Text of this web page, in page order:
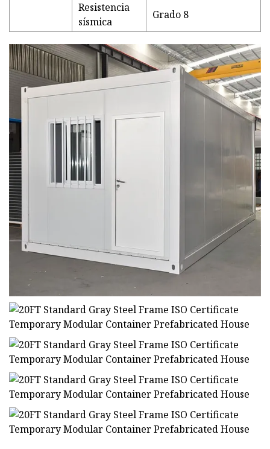
Resistencia
sísmica
Grado 8